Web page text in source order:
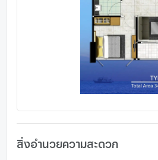
สิ่งอำนวยความสะดวก